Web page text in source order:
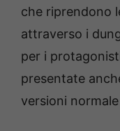
che riprendono
attraverso i
per i
presentate
versioni